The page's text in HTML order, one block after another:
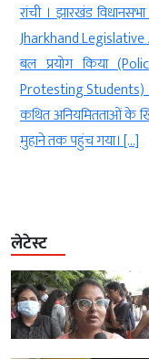
तक पहुंचे (Had
हजारों आंदोलनकारी
force against
में जेपीएससी और
का आंदोलन सोमवार
लेटेस्ट